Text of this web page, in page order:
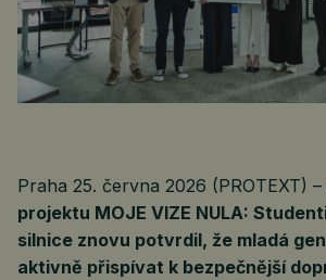
Praha 25. června 2026 (PROTEXT) –
projektu MOJE VIZE NULA:
silnice znovu potvrdil, že mladá
aktivně přispívat k bezpečnější